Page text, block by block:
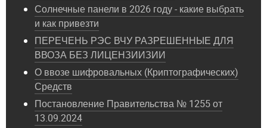
Солнечные панели в 2026 году - какие выбрать
и как привезти
ПЕРЕЧЕНЬ РЭС ВЧУ РАЗРЕШЕННЫЕ ДЛЯ
ВВОЗА БЕЗ ЛИЦЕНЗИИЗИИ
О ввозе шифровальных (Криптографических)
Средств
Постановление Правительства № 1255 от
13.09.2024